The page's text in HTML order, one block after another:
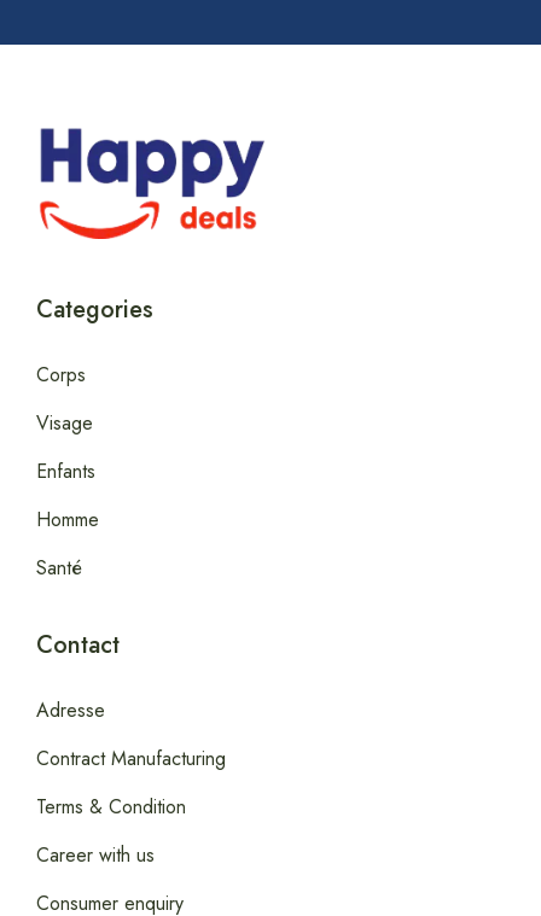
Categories
Corps
Visage
Enfants
Homme
Santé
Contact
Adresse
Contract Manufacturing
Terms & Condition
Career with us
Consumer enquiry